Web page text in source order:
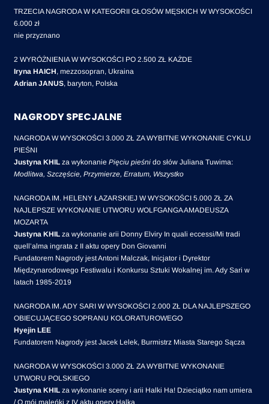
TRZECIA NAGRODA W KATEGORII GŁOSÓW MĘSKICH W WYSOKOŚCI
6.000 zł
nie przyznano
2 WYRÓŻNIENIA W WYSOKOŚCI PO 2.500 ZŁ KAŻDE
Iryna HAICH, mezzosopran, Ukraina
Adrian JANUS, baryton, Polska
NAGRODY SPECJALNE
NAGRODA W WYSOKOŚCI 3.000 ZŁ ZA WYBITNE WYKONANIE CYKLU
PIEŚNI
Justyna KHIL za wykonanie Pięciu pieśni do słów Juliana Tuwima:
Modlitwa, Szczęście, Przymierze, Erratum, Wszystko
NAGRODA IM. HELENY ŁAZARSKIEJ W WYSOKOŚCI 5.000 ZŁ ZA
NAJLEPSZE WYKONANIE UTWORU WOLFGANGA AMADEUSZA
MOZARTA
Justyna KHIL za wykonanie arii Donny Elviry In quali eccessi/Mi tradi
quell’alma ingrata z II aktu opery Don Giovanni
Fundatorem Nagrody jest Antoni Malczak, Inicjator i Dyrektor
Międzynarodowego Festiwalu i Konkursu Sztuki Wokalnej im. Ady Sari w
latach 1985-2019
NAGRODA IM. ADY SARI W WYSOKOŚCI 2.000 ZŁ DLA NAJLEPSZEGO
OBIECUJĄCEGO SOPRANU KOLORATUROWEGO
Hyejin LEE
Fundatorem Nagrody jest Jacek Lelek, Burmistrz Miasta Starego Sącza
NAGRODA W WYSOKOŚCI 3.000 ZŁ ZA WYBITNE WYKONANIE
UTWORU POLSKIEGO
Justyna KHIL za wykonanie sceny i arii Halki Ha! Dzieciątko nam umiera